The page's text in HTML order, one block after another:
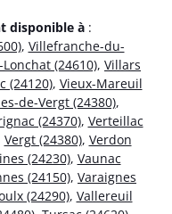
disponible à :
, Villefranche-du-
(24610), Villars
(24120), Vieux-Mareuil
de-Vergt (24380),
(24370), Verteillac
Vergt (24380), Verdon
(24230), Vaunac
(24150), Varaignes
(24290), Vallereuil